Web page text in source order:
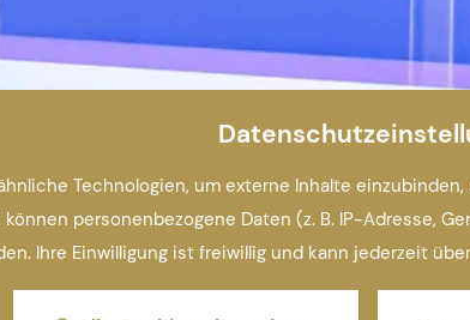
Technologien, um externe Inhalte
personenbezogene Daten (z. B. IP-Adresse,
Ihre Einwilligung ist freiwillig und kann jederzeit